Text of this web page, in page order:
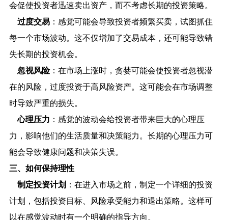
会促使投资者迅速卖出资产，而不考虑长期的投资策略。
过度交易：感觉可能会导致投资者频繁买卖，试图抓住
每一个市场波动。这不仅增加了交易成本，还可能导致错
失长期的投资机会。
忽视风险：在市场上涨时，贪婪可能会使投资者忽视潜
在的风险，过度投资于高风险资产。这可能会在市场调整
时导致严重的损失。
心理压力 ：感觉的波动会给投资者带来巨大的心理压
力，影响他们的生活质量和决策能力。长期的心理压力可
能会导致健康问题和决策失误。
三、如何保持理性
制定投资计划 ：在进入市场之前，制定一个详细的投资
计划，包括投资目标、风险承受能力和退出策略。这样可
以在感觉波动时有一个明确的指导方向。